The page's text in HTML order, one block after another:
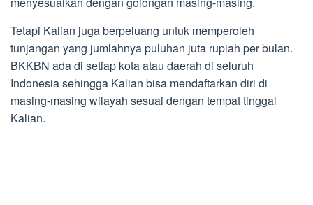
Tetapi Kalian juga berpeluang untuk memperoleh
tunjangan yang jumlahnya puluhan juta rupiah per bulan.
BKKBN ada di setiap kota atau daerah di seluruh
Indonesia sehingga Kalian bisa mendaftarkan diri di
masing-masing wilayah sesuai dengan tempat tinggal
Kalian.